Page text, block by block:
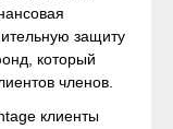
защиту
который
членов.
клиенты